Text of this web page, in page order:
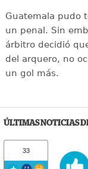
Guatemala pudo
un penal. Sin
árbitro decidió
del arquero, no
un gol más.
ÚLTIMAS NOTICIAS
33